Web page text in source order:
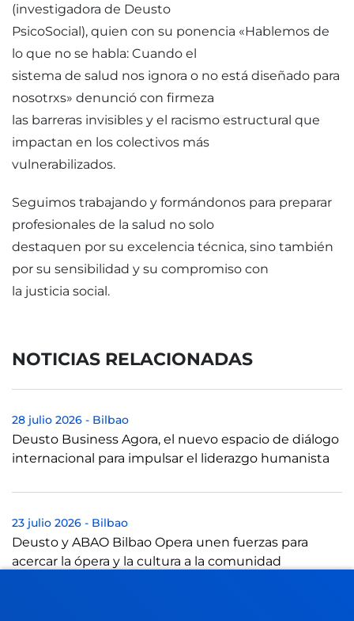
(investigadora de Deusto
PsicoSocial), quien con su ponencia «Hablemos de
lo que no se habla: Cuando el
sistema de salud nos ignora o no está diseñado para
nosotrxs» denunció con firmeza
las barreras invisibles y el racismo estructural que
impactan en los colectivos más
vulnerabilizados.
Seguimos trabajando y formándonos para preparar
profesionales de la salud no solo
destaquen por su excelencia técnica, sino también
por su sensibilidad y su compromiso con
la justicia social.
NOTICIAS RELACIONADAS
28 julio 2026 - Bilbao
Deusto Business Agora, el nuevo espacio de diálogo
internacional para impulsar el liderazgo humanista
23 julio 2026 - Bilbao
Deusto y ABAO Bilbao Opera unen fuerzas para
acercar la ópera y la cultura a la comunidad